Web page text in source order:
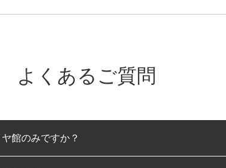
よくあるご質問
館のみですか？